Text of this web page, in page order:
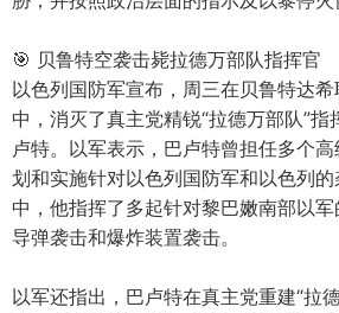
🎯 贝鲁特空袭击毙拉德万部队指挥官
以色列国防军宣布，周三在贝鲁特达
中，消灭了真主党精锐“拉德万部队”指
卢特。以军表示，巴卢特曾担任多个
划和实施针对以色列国防军和以色列
中，他指挥了多起针对黎巴嫩南部以
导弹袭击和爆炸装置袭击。
以军还指出，巴卢特在真主党重建“拉